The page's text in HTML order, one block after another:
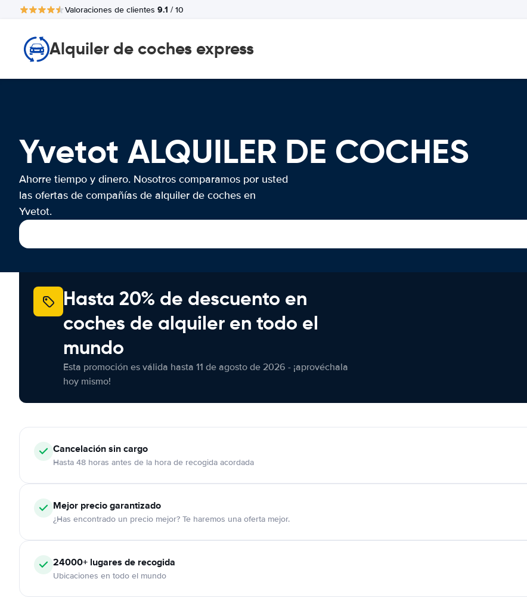
Valoraciones de clientes 9.1 / 10
Alquiler de coches express
Yvetot ALQUILER DE COCHES
Ahorre tiempo y dinero. Nosotros comparamos por usted
las ofertas de compañías de alquiler de coches en
Yvetot.
Hasta 20% de descuento en
coches de alquiler en todo el
mundo
Esta promoción es válida hasta 11 de agosto de 2026 - ¡aprovéchala
hoy mismo!
Cancelaciónsin cargo
Hasta 48 horas antes de la hora de recogida acordada
Mejor precio garantizado
¿Has encontrado un precio mejor? Te haremos una oferta mejor.
24000+ lugares de recogida
Ubicaciones en todo el mundo